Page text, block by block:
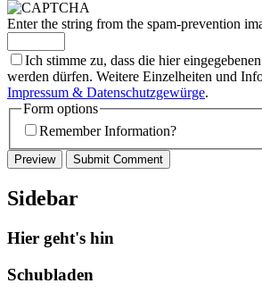
Enter the string from the spam-prevention
Ich stimme zu, dass die hier
werden dürfen. Weitere Einzelheiten und
Impressum & Datenschutzgewürge.
Form options
Remember Information?
Sidebar
Hier geht's hin
Schubladen